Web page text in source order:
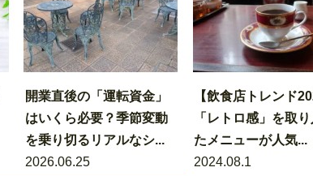
開業直後の「運転資金」
はいくら必要？季節変動
を乗り切るリアルなシ...
2026.06.25
【飲食店トレンド
「レトロ感」を取
たメニューが人気...
2024.08.1